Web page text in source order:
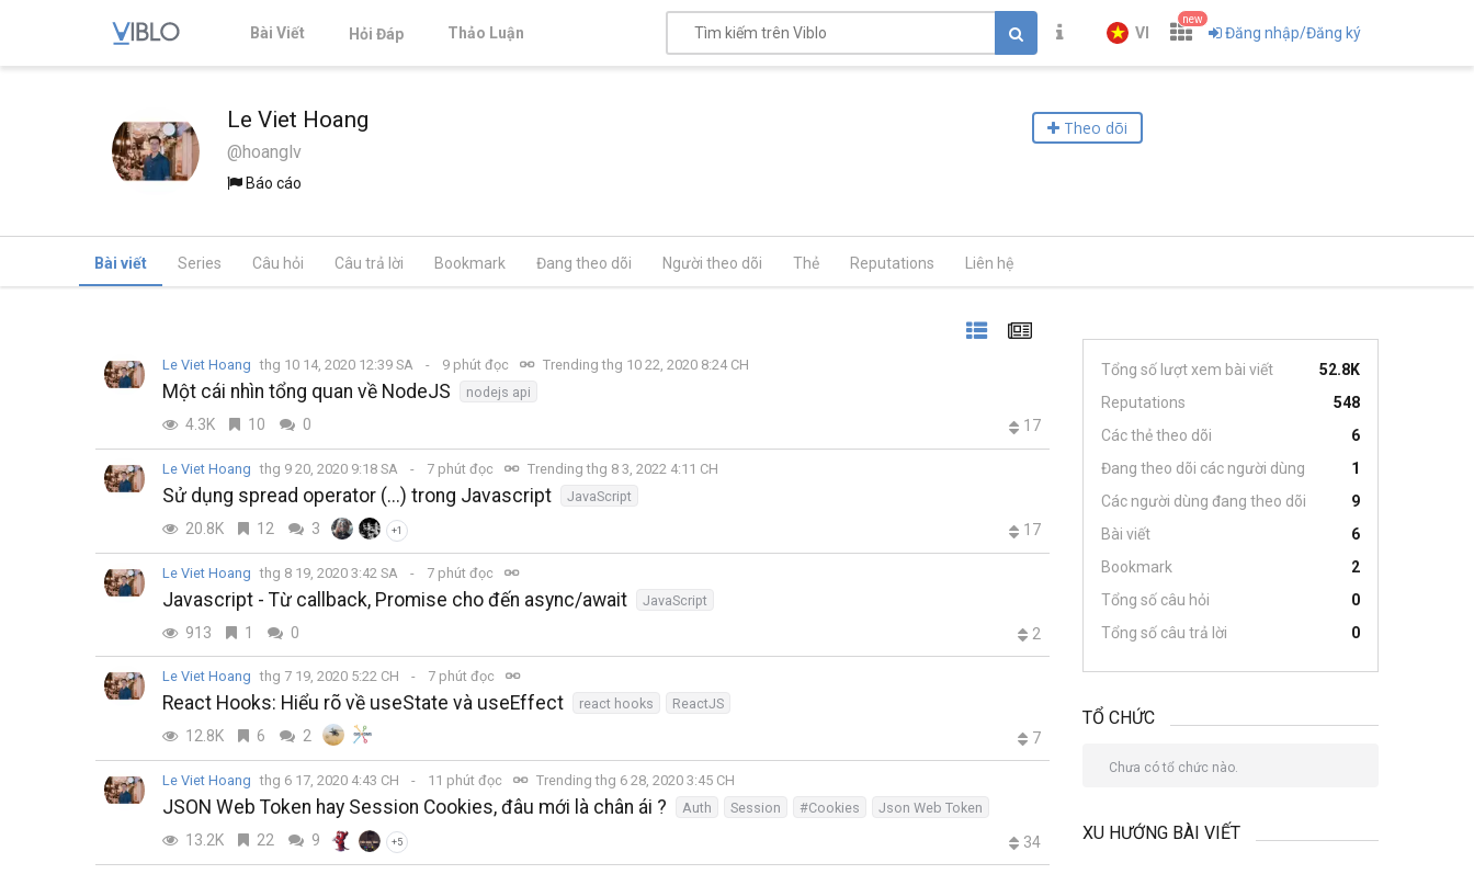
Bài Viết Hỏi Đáp Thảo Luận VI
new
Đăng nhập/Đăng ký
Le Viet Hoang
@hoanglv
Báo cáo
Theo dõi
Bài viết Series Câu hỏi Câu trả lời Bookmark Đang theo dõi Người theo dõi Thẻ Reputations Liên hệ
Le Viet Hoang thg 10 14, 2020 12:39 SA 9 phút đọc Trending thg 10 22, 2020 8:24 CH
Một cái nhìn tổng quan về NodeJS nodejs api
4.3K 10 0 17
Le Viet Hoang thg 9 20, 2020 9:18 SA 7 phút đọc Trending thg 8 3, 2022 4:11 CH
Sử dụng spread operator (...) trong Javascript JavaScript
20.8K 12 3 +1 17
Le Viet Hoang thg 8 19, 2020 3:42 SA 7 phút đọc
Javascript - Từ callback, Promise cho đến async/await JavaScript
913 1 0 2
Le Viet Hoang thg 7 19, 2020 5:22 CH 7 phút đọc
React Hooks: Hiểu rõ về useState và useEffect react hooks ReactJS
12.8K 6 2 7
Le Viet Hoang thg 6 17, 2020 4:43 CH 11 phút đọc Trending thg 6 28, 2020 3:45 CH
JSON Web Token hay Session Cookies, đâu mới là chân ái ? Auth Session #Cookies Json Web Token
13.2K 22 9 +5 34
Tổng số lượt xem bài viết
52.8K
Reputations
548
Các thẻ theo dõi
6
Đang theo dõi các người dùng
1
Các người dùng đang theo dõi
9
Bài viết
6
Bookmark
2
Tổng số câu hỏi
0
Tổng số câu trả lời
0
TỔ CHỨC
Chưa có tổ chức nào.
XU HƯỚNG BÀI VIẾT